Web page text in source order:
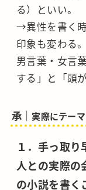
る）といい。
→異性を書く
印象も変わる。
男言葉・女言
する」と「頭
承｜ 実際にテー
１．手っ取
人との実際の
の小説を書く